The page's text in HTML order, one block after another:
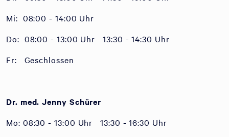
Mi: 08:00 - 14:00 Uhr
Do: 08:00 - 13:00 Uhr 13:30 - 14:30 Uhr
Fr: Geschlossen
Dr. med. Jenny Schürer
Mo: 08:30 - 13:00 Uhr 13:30 - 16:30 Uhr